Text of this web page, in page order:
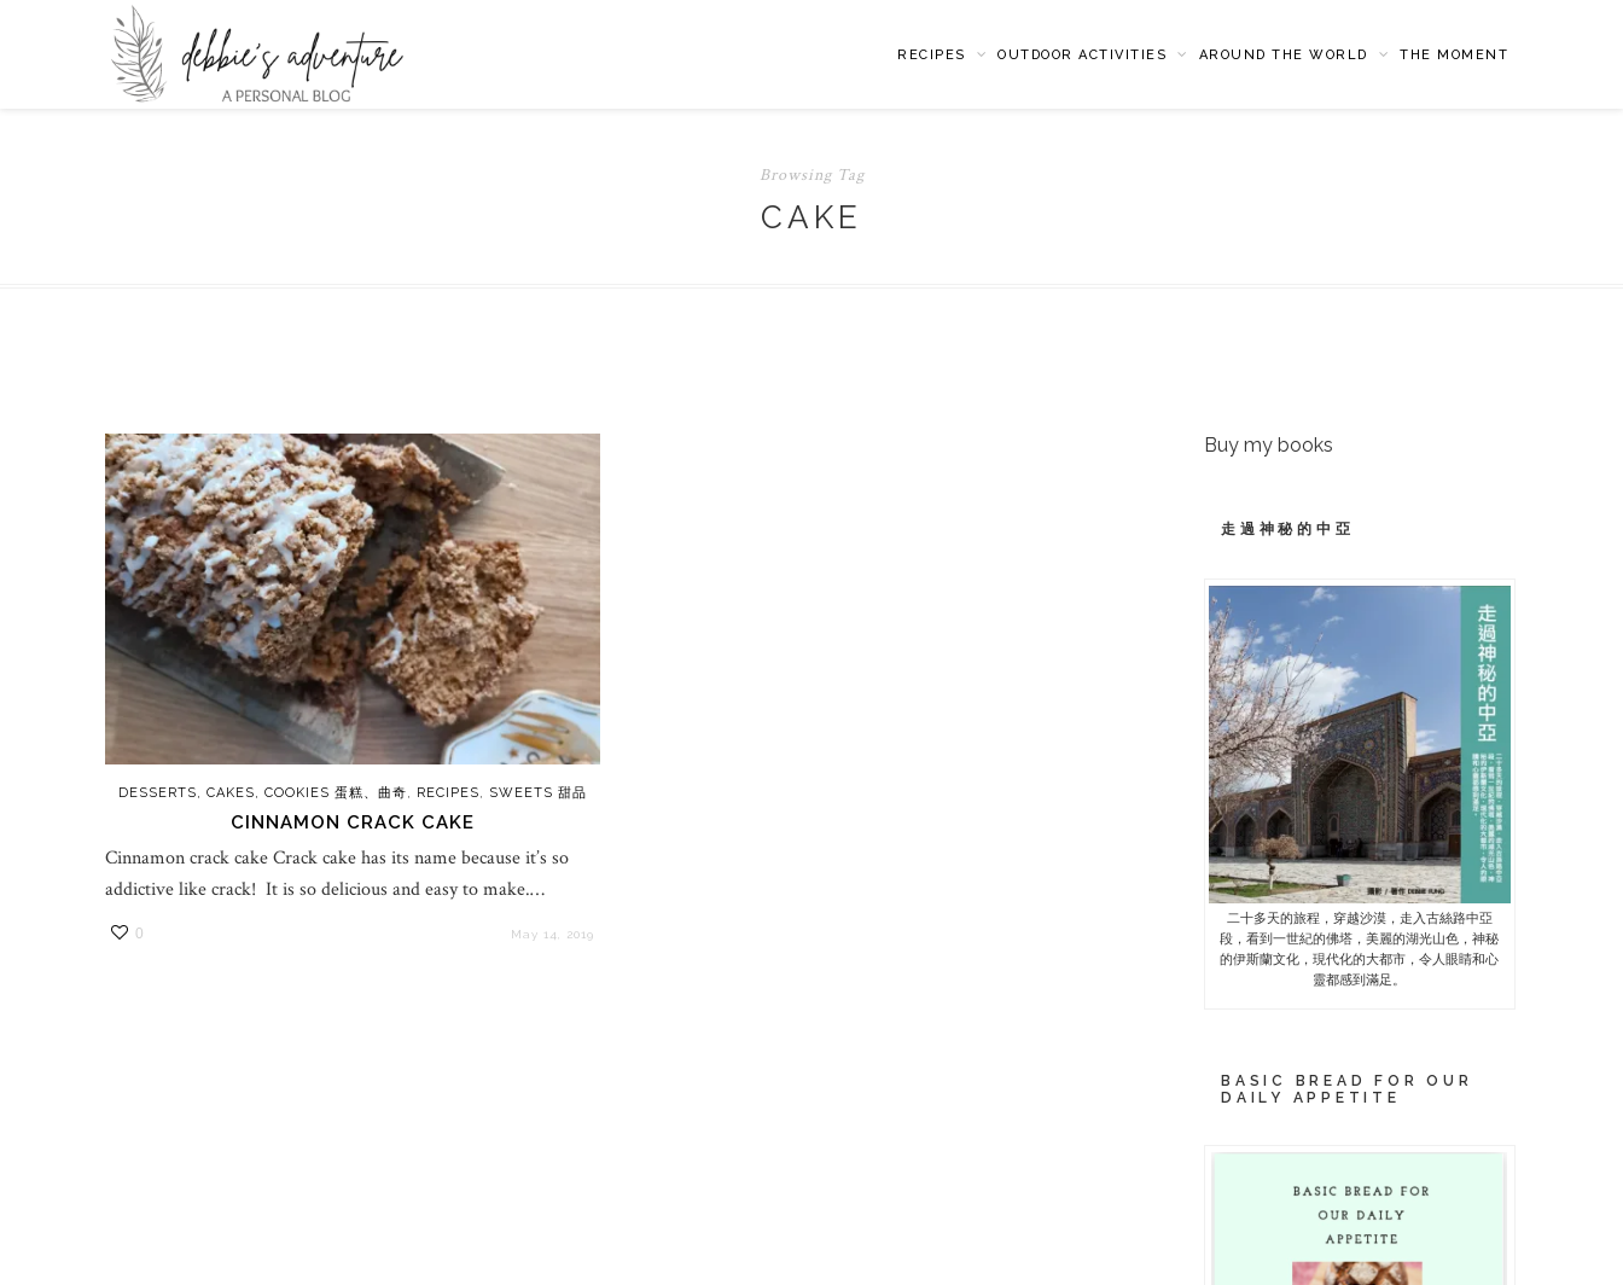
RECIPES OUTDOOR ACTIVITIES AROUND THE WORLD THE MOMENT
Browsing Tag
CAKE
DESSERTS, CAKES, COOKIES 蛋糕、曲奇, RECIPES, SWEETS 甜品
CINNAMON CRACK CAKE
Cinnamon crack cake Crack cake has its name because it’s so
addictive like crack! It is so delicious and easy to make.…
0 May 14, 2019
Buy my books
走過神秘的中亞
二十多天的旅程，穿越沙漠，走入古絲路中亞
段，看到一世紀的佛塔，美麗的湖光山色，神秘
的伊斯蘭文化，現代化的大都市，令人眼睛和心
靈都感到滿足。
BASIC BREAD FOR OUR
DAILY APPETITE